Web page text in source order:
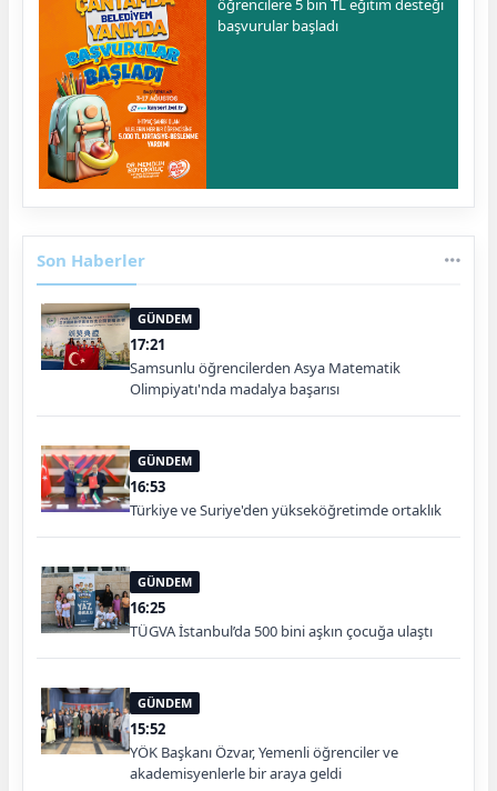
öğrencilere 5 bin TL eğitim desteği
başvurular başladı
Son Haberler
GÜNDEM
17:21
Samsunlu öğrencilerden Asya Matematik
Olimpiyatı'nda madalya başarısı
GÜNDEM
16:53
Türkiye ve Suriye'den yükseköğretimde ortaklık
GÜNDEM
16:25
TÜGVA İstanbul’da 500 bini aşkın çocuğa ulaştı
GÜNDEM
15:52
YÖK Başkanı Özvar, Yemenli öğrenciler ve
akademisyenlerle bir araya geldi